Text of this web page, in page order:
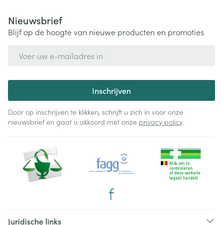
Nieuwsbrief
Blijf op de hoogte van nieuwe producten en promoties
Inschrijven
Door op inschrijven te klikken, schrijft u zich in voor onze
nieuwsbrief en gaat u akkoord met onze privacy policy.
Juridische links